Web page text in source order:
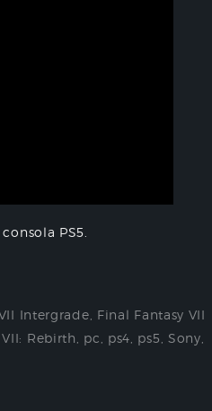
PS5.
Intergrade Final Fantasy VII
Rebirth pc ps4 ps5 Sony